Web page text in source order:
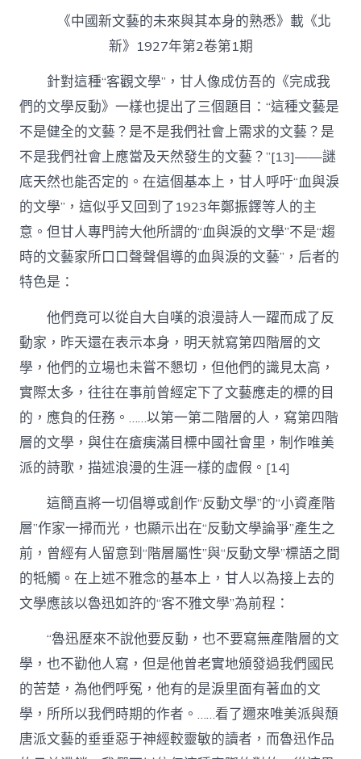
《中國新文藝的未來與其本身的熟悉》載《北
新》1927年第2卷第1期
針對這種“客觀文學”，甘人像成仿吾的《完成我
們的文學反動》一樣也提出了三個題目：“這種文藝是
不是健全的文藝？是不是我們社會上需求的文藝？是
不是我們社會上應當及天然發生的文藝？”[13]——謎
底天然也能否定的。在這個基本上，甘人呼吁“血與淚
的文學”，這似乎又回到了1923年鄭振鐸等人的主
意。但甘人專門誇大他所謂的“血與淚的文學”不是“趨
時的文藝家所口口聲聲倡導的血與淚的文藝”，后者的
特色是：
他們竟可以從自大自嘆的浪漫詩人一躍而成了反
動家，昨天還在表示本身，明天就寫第四階層的文
學，他們的立場也未嘗不懇切，但他們的識見太高，
實際太多，往往在事前曾經定下了文藝應走的標的目
的，應負的任務。……以第一第二階層的人，寫第四階
層的文學，與住在瘡痍滿目標中國社會里，制作唯美
派的詩歌，描述浪漫的生涯一樣的虛假。[14]
這簡直將一切倡導或創作“反動文學”的“小資產階
層”作家一掃而光，也顯示出在“反動文學論爭”產生之
前，曾經有人留意到“階層屬性”與“反動文學”標語之間
的牴觸。在上述不雅念的基本上，甘人以為接上去的
文學應該以魯迅如許的“客不雅文學”為前程：
“魯迅歷來不說他要反動，也不要寫無產階層的文
學，也不勸他人寫，但是他曾老實地頒發過我們國民
的苦楚，為他們呼冤，他有的是淚里面有著血的文
學，所所以我們時期的作者。……看了邇來唯美派與頹
唐派文藝的垂垂惡于神經較靈敏的讀者，而魯迅作品